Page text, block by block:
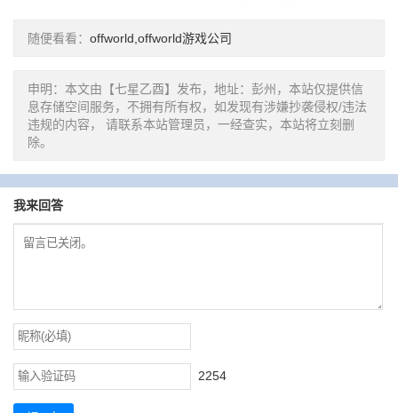
随便看看： offworld,offworld游戏公司
申明：本文由【七星乙酉】发布，地址：彭州，本站仅提供信
息存储空间服务，不拥有所有权，如发现有涉嫌抄袭侵权/违法
违规的内容， 请联系本站管理员，一经查实，本站将立刻删
除。
我来回答
2254